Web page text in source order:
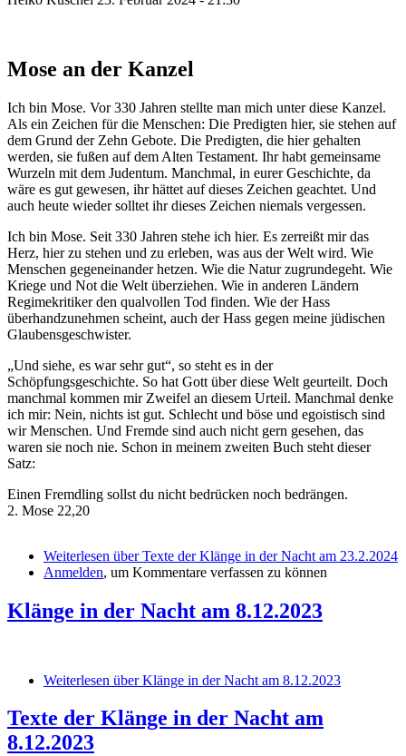
Mose an der Kanzel
Ich bin Mose. Vor 330 Jahren stellte man mich unter diese Kanzel.
Als ein Zeichen für die Menschen: Die Predigten hier, sie stehen auf
dem Grund der Zehn Gebote. Die Predigten, die hier gehalten
werden, sie fußen auf dem Alten Testament. Ihr habt gemeinsame
Wurzeln mit dem Judentum. Manchmal, in eurer Geschichte, da
wäre es gut gewesen, ihr hättet auf dieses Zeichen geachtet. Und
auch heute wieder solltet ihr dieses Zeichen niemals vergessen.
Ich bin Mose. Seit 330 Jahren stehe ich hier. Es zerreißt mir das
Herz, hier zu stehen und zu erleben, was aus der Welt wird. Wie
Menschen gegeneinander hetzen. Wie die Natur zugrundegeht. Wie
Kriege und Not die Welt überziehen. Wie in anderen Ländern
Regimekritiker den qualvollen Tod finden. Wie der Hass
überhandzunehmen scheint, auch der Hass gegen meine jüdischen
Glaubensgeschwister.
„Und siehe, es war sehr gut“, so steht es in der
Schöpfungsgeschichte. So hat Gott über diese Welt geurteilt. Doch
manchmal kommen mir Zweifel an diesem Urteil. Manchmal denke
ich mir: Nein, nichts ist gut. Schlecht und böse und egoistisch sind
wir Menschen. Und Fremde sind auch nicht gern gesehen, das
waren sie noch nie. Schon in meinem zweiten Buch steht dieser
Satz:
Einen Fremdling sollst du nicht bedrücken noch bedrängen.
2. Mose 22,20
Weiterlesen über Texte der Klänge in der Nacht am 23.2.2024
Anmelden, um Kommentare verfassen zu können
Klänge in der Nacht am 8.12.2023
Weiterlesen über Klänge in der Nacht am 8.12.2023
Texte der Klänge in der Nacht am
8.12.2023